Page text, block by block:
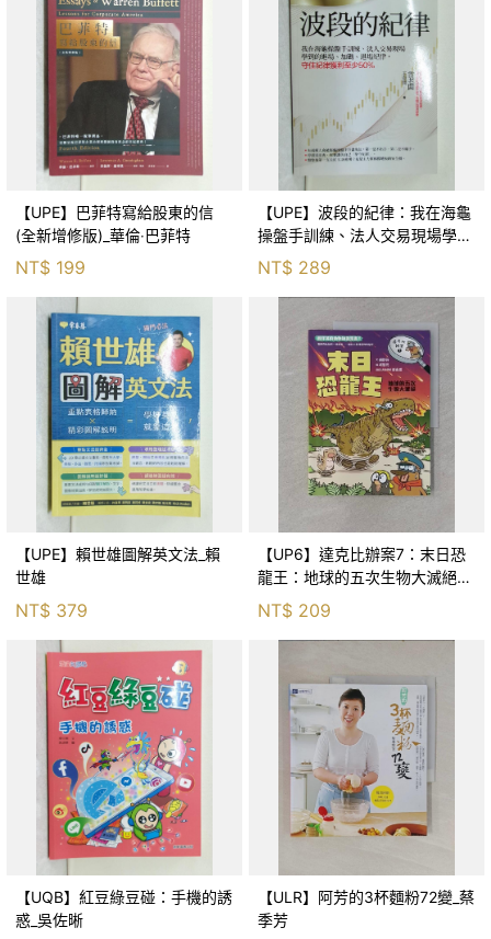
【UPE】巴菲特寫給股東的信
(全新增修版)_華倫‧巴菲特
NT$ 199
【UPE】波段的紀律：我在海龜
操盤手訓練、法人交易現場學到
的進場、加碼、退場紀律，守住
紀律獲利至少50％_雷老闆
NT$ 289
【UPE】賴世雄圖解英文法_賴
世雄
NT$ 379
【UP6】達克比辦案7：末日恐
龍王：地球的五次生物大滅絕_
胡妙芬
NT$ 209
【UQB】紅豆綠豆碰：手機的誘
惑_吳佐晰
【ULR】阿芳的3杯麵粉72變_蔡
季芳